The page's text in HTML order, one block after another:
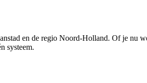
en de regio Noord-Holland. Of je nu
systeem.